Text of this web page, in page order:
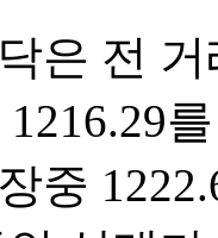
은 전 거
중